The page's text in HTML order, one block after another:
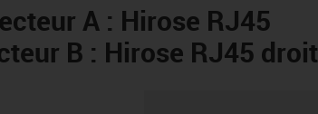
A : Hirose RJ45
B : Hirose RJ45 droit